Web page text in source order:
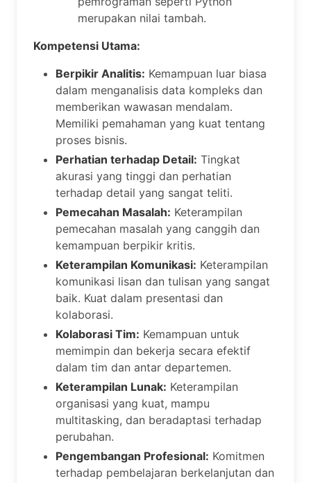
merupakan nilai tambah.
Kompetensi Utama:
Berpikir Analitis: Kemampuan luar biasa
dalam menganalisis data kompleks dan
memberikan wawasan mendalam.
Memiliki pemahaman yang kuat tentang
proses bisnis.
Perhatian terhadap Detail: Tingkat
akurasi yang tinggi dan perhatian
terhadap detail yang sangat teliti.
Pemecahan Masalah: Keterampilan
pemecahan masalah yang canggih dan
kemampuan berpikir kritis.
Keterampilan Komunikasi: Keterampilan
komunikasi lisan dan tulisan yang sangat
baik. Kuat dalam presentasi dan
kolaborasi.
Kolaborasi Tim: Kemampuan untuk
memimpin dan bekerja secara efektif
dalam tim dan antar departemen.
Keterampilan Lunak: Keterampilan
organisasi yang kuat, mampu
multitasking, dan beradaptasi terhadap
perubahan.
Pengembangan Profesional: Komitmen
terhadap pembelajaran berkelanjutan dan